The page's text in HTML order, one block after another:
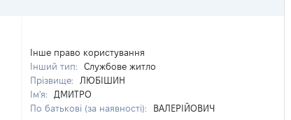
Інше право користування
Інший тип:
Службове житло
Прізвище:
ЛЮБІШИН
Ім'я:
ДМИТРО
По батькові (за наявності):
ВАЛЕРІЙОВИЧ